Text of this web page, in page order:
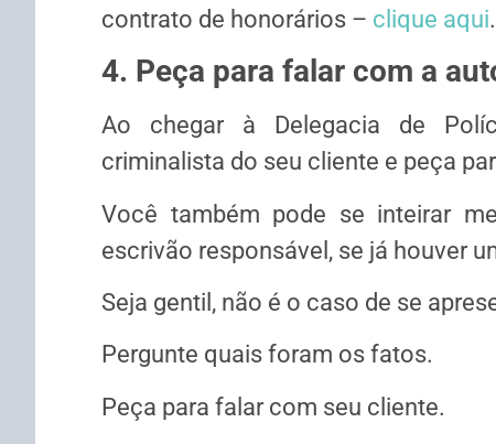
contrato de honorários – clique aqui.
4. Peça para falar com a
Ao chegar à Delegacia de
criminalista do seu cliente e peça
Você também pode se inteirar
escrivão responsável, se já houver
Seja gentil, não é o caso de se
Pergunte quais foram os fatos.
Peça para falar com seu cliente.